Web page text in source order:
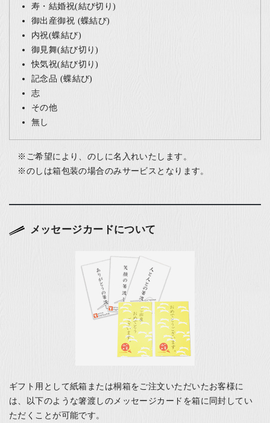
寿・結婚祝(結び切り)
御出産御祝 (蝶結び)
内祝(蝶結び)
御見舞(結び切り)
快気祝(結び切り)
記念品 (蝶結び)
志
その他
無し
ご希望により、のしに名入れいたします。
のしは箱包装の場合のみサービスとなります。
メッセージカードについて
ギフト用として紙箱または桐箱をご注文いただいたお客様に
は、以下のような箸渡しのメッセージカードを箱に同封してい
ただくことが可能です。